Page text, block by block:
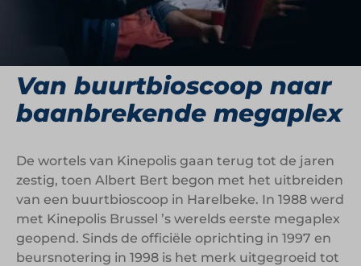
maar blijft bovenal gericht op het creëren van
memorabele momenten voor een breed publiek.
Van buurtbioscoop naar
baanbrekende megaplex
De wortels van Kinepolis gaan terug tot de jaren
zestig, toen Albert Bert begon met het uitbreiden
van een buurtbioscoop in Harelbeke. In 1988 werd
met Kinepolis Brussel ’s werelds eerste megaplex
geopend. Sinds de officiële oprichting in 1997 en
beursnotering in 1998 is het merk uitgegroeid tot